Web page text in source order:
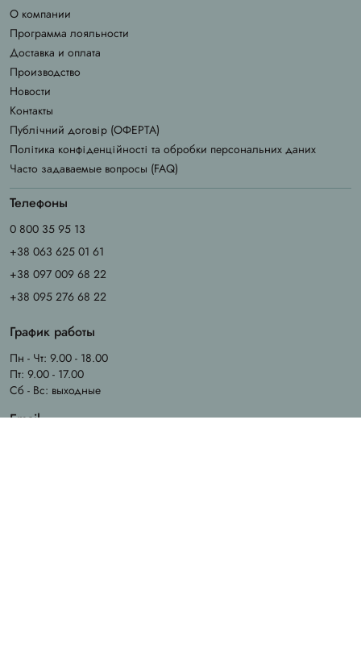
О компании
Программа лояльности
Доставка и оплата
Производство
Новости
Контакты
Публічний договір (ОФЕРТА)
Політика конфіденційності та обробки персональних даних
Часто задаваемые вопросы (FAQ)
Телефоны
0 800 35 95 13
+38 063 625 01 61
+38 097 009 68 22
+38 095 276 68 22
График работы
Пн - Чт: 9.00 - 18.00
Пт: 9.00 - 17.00
Сб - Вс: выходные
Email